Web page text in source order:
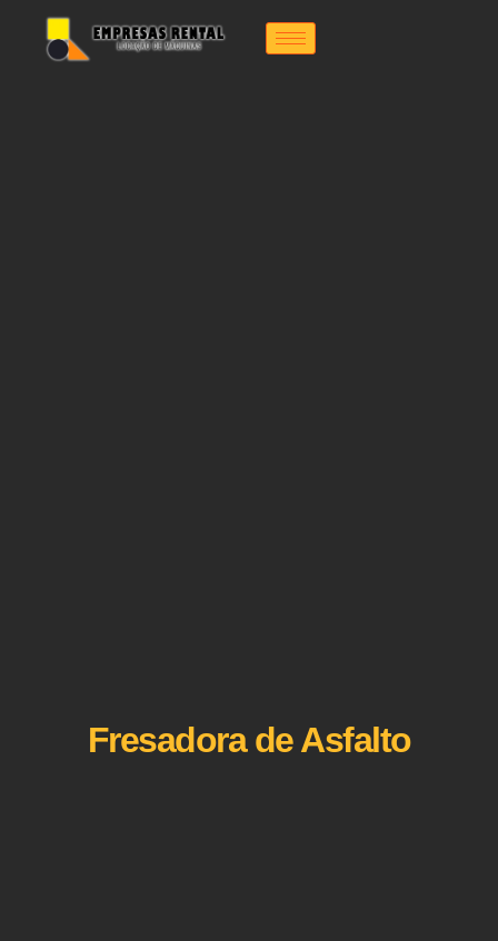
Fresadora de Asfalto